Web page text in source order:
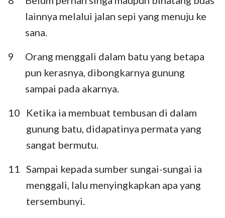
lainnya melalui jalan sepi yang menuju ke
sana.
9
Orang menggali dalam batu yang betapa
pun kerasnya, dibongkarnya gunung
sampai pada akarnya.
10
Ketika ia membuat tembusan di dalam
gunung batu, didapatinya permata yang
sangat bermutu.
11
Sampai kepada sumber sungai-sungai ia
menggali, lalu menyingkapkan apa yang
tersembunyi.